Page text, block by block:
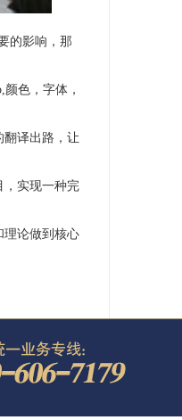
的影响，那
色，字体，
译出路，让
，实现一种完
理论做到核心